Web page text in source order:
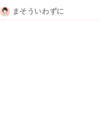
まそういわずに